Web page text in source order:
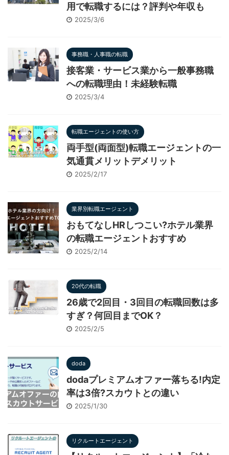
用で転職するには？評判や年収も
2025/3/6
事務職・人事職の転職
接客業・サービス業から一般事務職
への転職理由！未経験転職
2025/3/4
転職エージェントの使い方
両手型(両面型)転職エージェントの一
気通貫メリットデメリット
2025/2/17
業界別転職エージェント
おもてなしHRしつこい?ホテル業界
の転職エージェントおすすめ
2025/2/14
20代の転職
26歳で2回目・3回目の転職回数は多
すぎ？何回目までOK？
2025/2/5
doda
dodaプレミアムオファー落ちる!内定
率は3倍?スカウトとの違い
2025/1/30
リクルートエージェント